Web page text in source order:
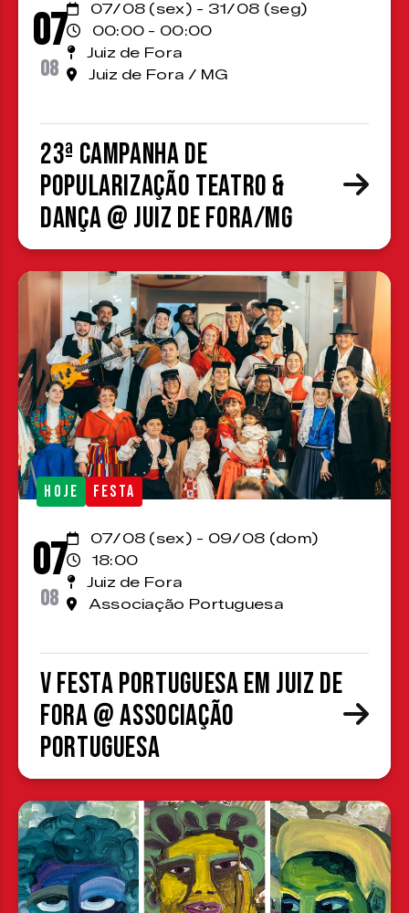
07
08
07/08 (sex) - 31/08 (seg)
00:00 - 00:00
Juiz de Fora
Juiz de Fora / MG
23ª Campanha de
Popularização Teatro &
Dança @ Juiz de Fora/MG
HOJE FESTA
07
08
07/08 (sex) - 09/08 (dom)
18:00
Juiz de Fora
Associação Portuguesa
V Festa Portuguesa em Juiz de
Fora @ Associação
Portuguesa